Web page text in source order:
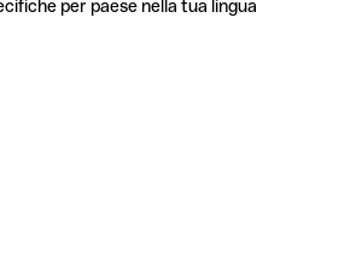
per paese nella tua lingua